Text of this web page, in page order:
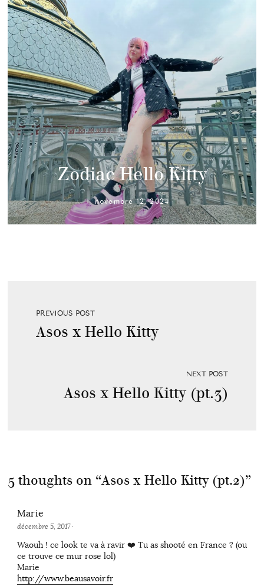
Zodiac Hello Kitty
novembre 12, 2024
PREVIOUS POST
Asos x Hello Kitty
NEXT POST
Asos x Hello Kitty (pt.3)
5 thoughts on “Asos x Hello Kitty (pt.2)”
Marie
décembre 5, 2017·
Waouh ! ce look te va à ravir ❤️ Tu as shooté en France ? (ou
ce trouve ce mur rose lol)
Marie
http://www.beausavoir.fr